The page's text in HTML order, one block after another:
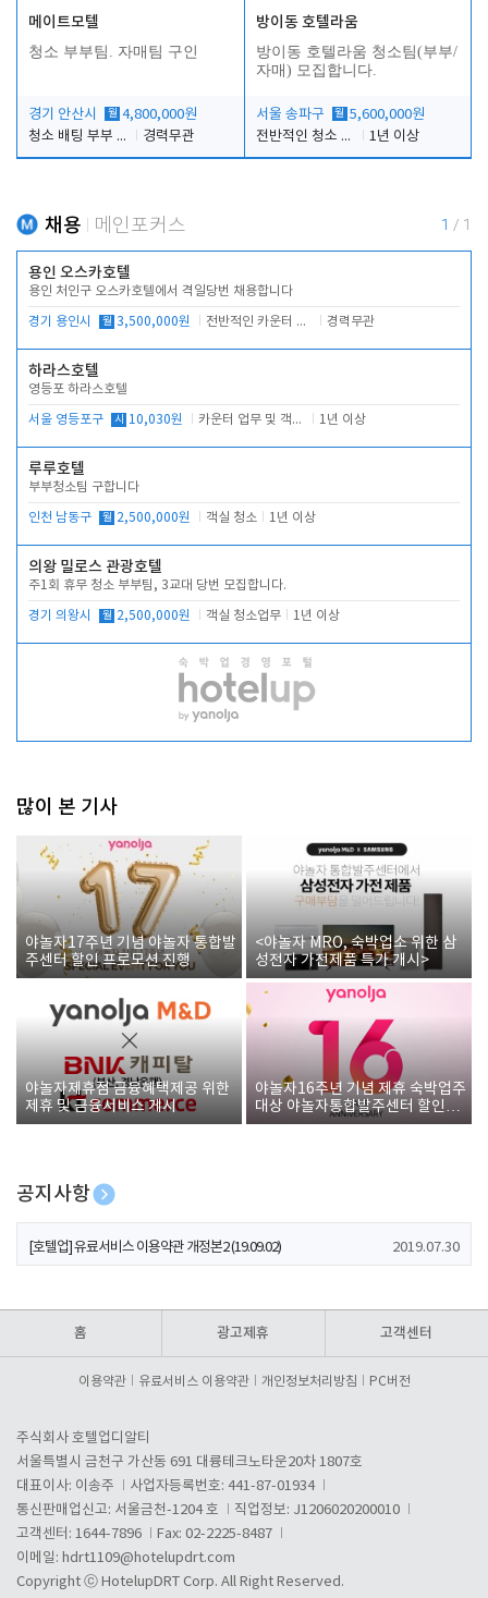
메이트모텔
청소 부부팀. 자매팀 구인
경기 안산시 월 4,800,000원
청소 배팅 부부 구합니다
경력무관
방이동 호텔라움
방이동 호텔라움 청소팀(부부/
자매) 모집합니다.
서울 송파구 월 5,600,000원
전반적인 청소 업무(객실청소.객실정리)
1년 이상
채용 메인포커스 1 / 1
용인 오스카호텔
용인 처인구 오스카호텔에서 격일당번 채용합니다
경기 용인시 월 3,500,000원 전반적인 카운터 업무 경력무관
하라스호텔
영등포 하라스호텔
서울 영등포구 시 10,030원 카운터 업무 및 객실관리(청소상태 확인, 객실판매) 1년 이상
루루호텔
부부청소팀 구합니다
인천 남동구 월 2,500,000원 객실 청소 1년 이상
의왕 밀로스 관광호텔
주1회 휴무 청소 부부팀, 3교대 당번 모집합니다.
경기 의왕시 월 2,500,000원 객실 청소업무 1년 이상
많이 본 기사
야놀자17주년 기념 야놀자 통합발
주센터 할인 프로모션 진행
<야놀자 MRO, 숙박업소 위한 삼
성전자 가전제품 특가 개시>
야놀자제휴점 금융혜택제공 위한
제휴 및 금융서비스 게시
야놀자16주년 기념 제휴 숙박업주
대상 야놀자통합발주센터 할인쿠
폰 증정
공지사항
[호텔업] 개인정보 처리방침 개정본1 (19.09.02)
[호텔업] 유료서비스 이용약관 개정본2 (19.09.02) 2019.07.30
홈 광고제휴 고객센터
이용약관 유료서비스 이용약관 개인정보처리방침 PC버전
주식회사 호텔업디알티
서울특별시 금천구 가산동 691 대륭테크노타운20차 1807호
대표이사: 이송주
사업자등록번호: 441-87-01934
통신판매업신고: 서울금천-1204 호
직업정보: J1206020200010
고객센터: 1644-7896
Fax: 02-2225-8487
이메일: hdrt1109@hotelupdrt.com
Copyright ⓒ HotelupDRT Corp. All Right Reserved.